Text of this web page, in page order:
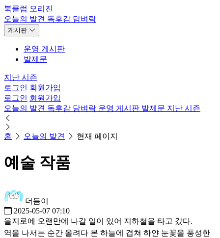
북클럽 오리진
오늘의 발견 독후감 담벼락
게시판
운영 게시판
발제문
지난 시즌
로그인 회원가입
로그인 회원가입
오늘의 발견 독후감 담벼락 운영 게시판 발제문 지난 시즌
홈 오늘의 발견 현재 페이지
예술 작품
더듬이
2025-05-07 07:10
을지로에 오랜만에 나갈 일이 있어 지하철을 타고 갔다.
역을 나서는 순간 올려다 본 하늘에 겹쳐 하얀 눈꽃을 풍성한